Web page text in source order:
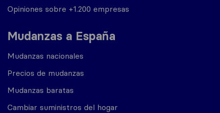
Opiniones sobre +1.200 empresas
Mudanzas a España
Mudanzas nacionales
Precios de mudanzas
Mudanzas baratas
Cambiar suministros del hogar